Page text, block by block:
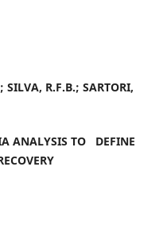
SILVA, R.F.B.; SARTORI,
ANALYSIS TO DEFINE